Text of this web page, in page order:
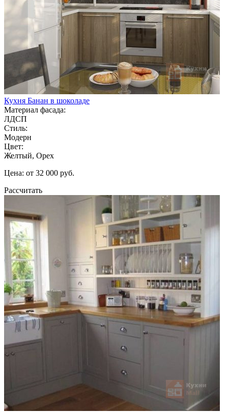
Кухня Банан в шоколаде
Материал фасада:
ЛДСП
Стиль:
Модерн
Цвет:
Желтый, Орех
Цена: от 32 000 руб.
Рассчитать